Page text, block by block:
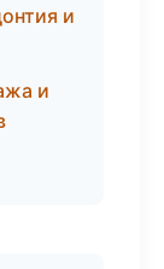
и
и